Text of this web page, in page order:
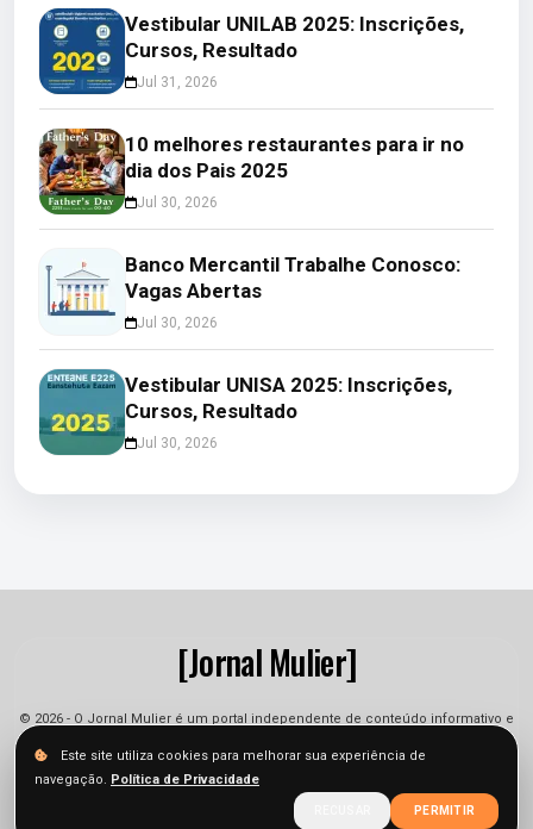
Vestibular UNILAB 2025: Inscrições,
Cursos, Resultado
Jul 31, 2026
10 melhores restaurantes para ir no
dia dos Pais 2025
Jul 30, 2026
Banco Mercantil Trabalhe Conosco:
Vagas Abertas
Jul 30, 2026
Vestibular UNISA 2025: Inscrições,
Cursos, Resultado
Jul 30, 2026
[Jornal Mulier]
© 2026 - O Jornal Mulier é um portal independente de conteúdo informativo e
jornalístico. As informações podem sofrer alterações.
Privacidade
Este site utiliza cookies para melhorar sua experiência de
navegação. Política de Privacidade
PERMITIR